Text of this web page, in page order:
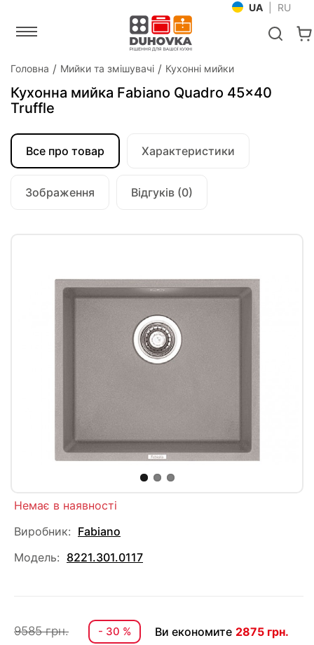
UA RU
Головна Мийки та змішувачі Кухонні мийки
Кухонна мийка Fabiano Quadro 45x40
Truffle
Все про товар Характеристики
Зображення Відгуків (0)
Немає в наявності
Виробник: Fabiano
Модель: 8221.301.0117
9585 грн. - 30 % Ви економите 2875 грн.